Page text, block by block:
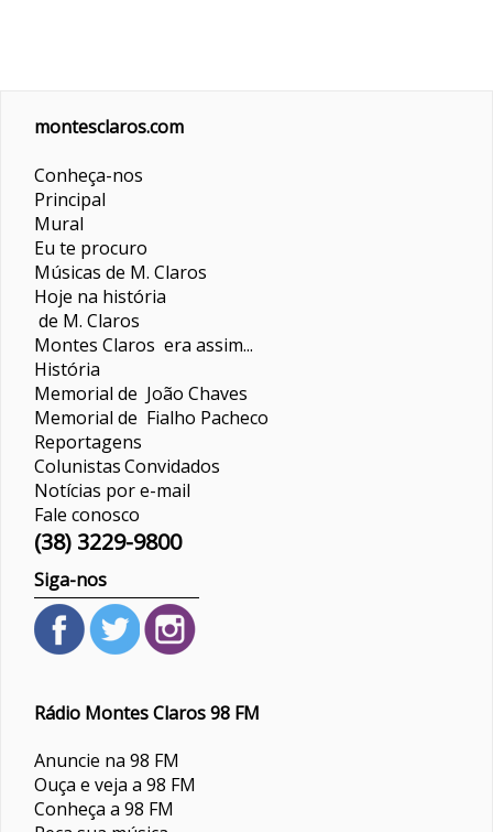
montesclaros.com
Conheça-nos
Principal
Mural
Eu te procuro
Músicas de M. Claros
Hoje na história
de M. Claros
Montes Claros era assim...
História
Memorial de João Chaves
Memorial de Fialho Pacheco
Reportagens
ColunistasConvidados
Notícias por e-mail
Fale conosco
(38) 3229-9800
Siga-nos
Rádio Montes Claros 98 FM
Anuncie na 98 FM
Ouça e veja a 98 FM
Conheça a 98 FM